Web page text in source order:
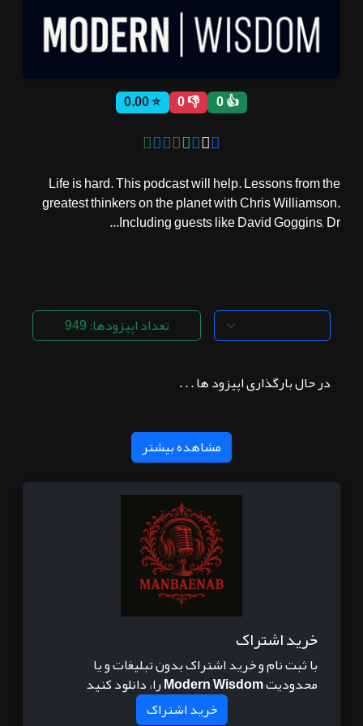
سوالات
متداول
👍 0
👎 0
⭐ 0.00
Life is hard. This podcast will help. Lessons from the
greatest thinkers on the planet with Chris Williamson.
Including guests like David Goggins, Dr...
تعداد اپیزودها: 949
در حال بارگذاری اپیزود ها . . .
مشاهده بیشتر
خرید اشتراک
با ثبت نام و خرید اشتراک بدون تبلیغات و یا
محدودیتModern Wisdomرا، دانلود کنید
خرید اشتراک